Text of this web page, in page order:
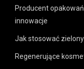
Producent
innowacje
Jak stosować
Regenerujące